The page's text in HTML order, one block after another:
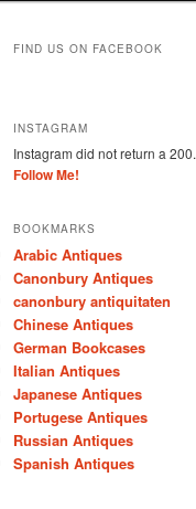
FIND US ON FACEBOOK
INSTAGRAM
Instagram did not return a 200.
Follow Me!
BOOKMARKS
Arabic Antiques
Canonbury Antiques
canonbury antiquitaten
Chinese Antiques
German Bookcases
Italian Antiques
Japanese Antiques
Portugese Antiques
Russian Antiques
Spanish Antiques